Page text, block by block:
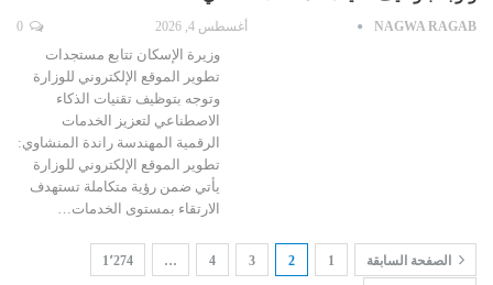
NAGWA RAGAB أغسطس 4, 2026
وزيرة الإسكان تتابع مستجدات
تطوير الموقع الإلكتروني للوزارة
وتوجه بتوظيف تقنيات الذكاء
الاصطناعي لتعزيز الخدمات
الرقمية المهندسة راندة المنشاوي:
تطوير الموقع الإلكتروني للوزارة
يأتي ضمن رؤية متكاملة تستهدف
الارتقاء بمستوى الخدمات…
الصفحة السابقة 1
2
3
4
… 1٬274